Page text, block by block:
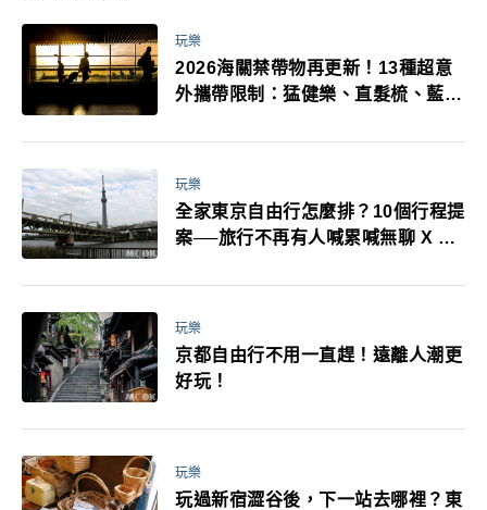
玩樂
2026海關禁帶物再更新！13種超意
外攜帶限制：猛健樂、直髮梳、藍牙
萬！注意事項一次看！
玩樂
全家東京自由行怎麼排？10個行程提
案──旅行不再有人喊累喊無聊 X 爸
玩樂
京都自由行不用一直趕！遠離人潮更
好玩！
玩樂
玩過新宿澀谷後，下一站去哪裡？東